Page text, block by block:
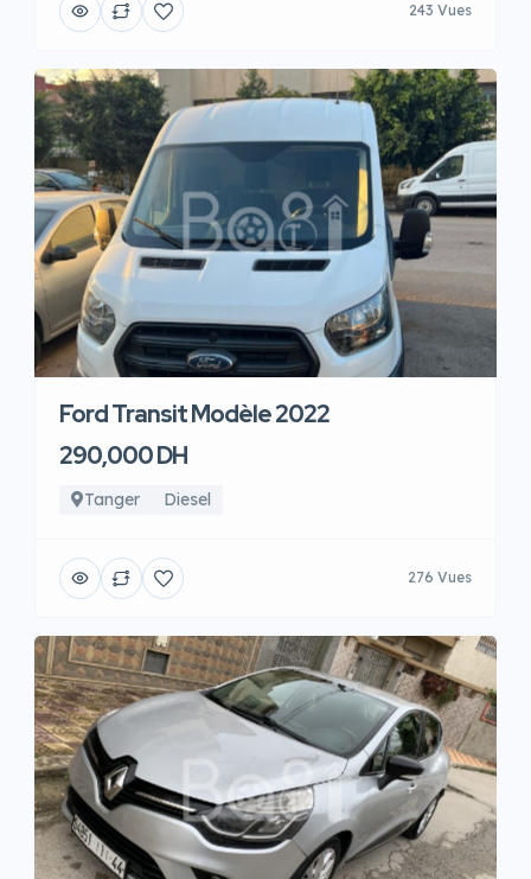
243 Vues
Ford Transit Modèle 2022
290,000 DH
Tanger Diesel
276 Vues